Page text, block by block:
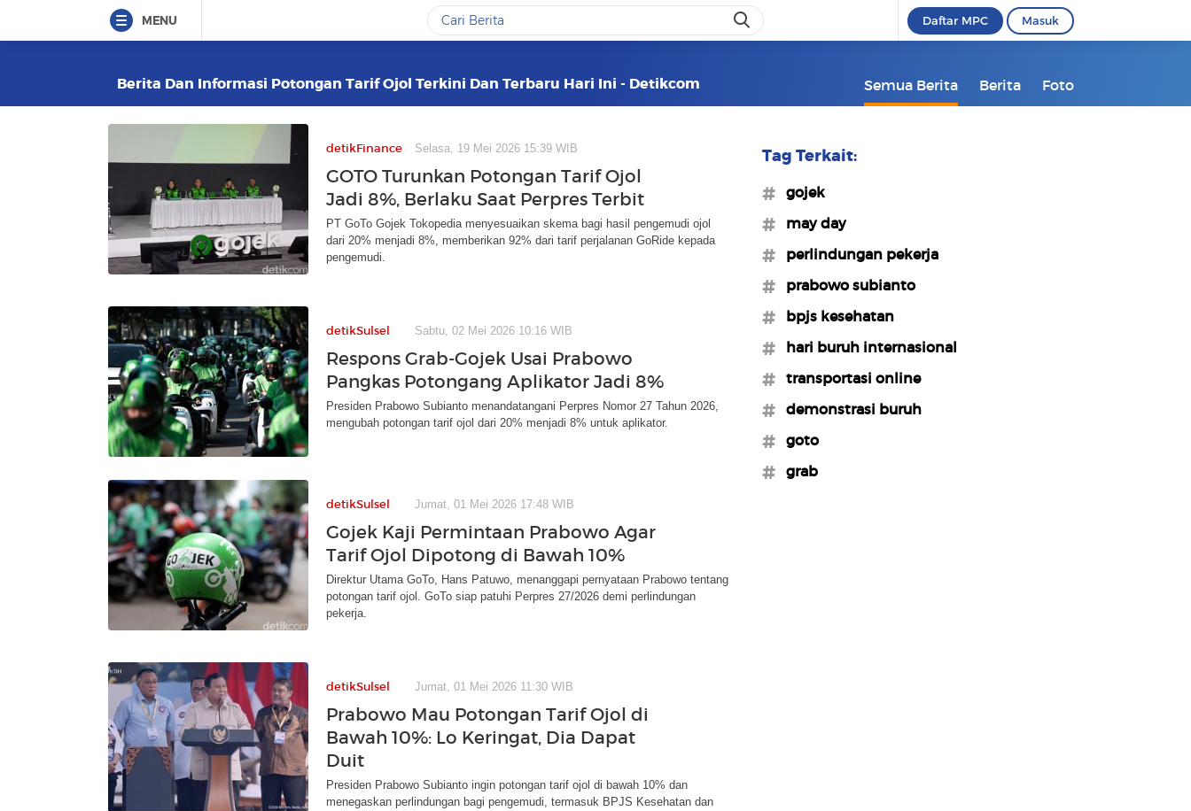
MENU Daftar MPC Masuk
Berita Dan Informasi Potongan Tarif Ojol Terkini Dan Terbaru Hari Ini - Detikcom Semua Berita Berita Foto
detikFinance Selasa, 19 Mei 2026 15:39 WIB
GOTO Turunkan Potongan Tarif Ojol
Jadi 8%, Berlaku Saat Perpres Terbit
PT GoTo Gojek Tokopedia menyesuaikan skema bagi hasil pengemudi ojol
dari 20% menjadi 8%, memberikan 92% dari tarif perjalanan GoRide kepada
pengemudi.
detikSulsel Sabtu, 02 Mei 2026 10:16 WIB
Respons Grab-Gojek Usai Prabowo
Pangkas Potongang Aplikator Jadi 8%
Presiden Prabowo Subianto menandatangani Perpres Nomor 27 Tahun 2026,
mengubah potongan tarif ojol dari 20% menjadi 8% untuk aplikator.
detikSulsel Jumat, 01 Mei 2026 17:48 WIB
Gojek Kaji Permintaan Prabowo Agar
Tarif Ojol Dipotong di Bawah 10%
Direktur Utama GoTo, Hans Patuwo, menanggapi pernyataan Prabowo tentang
potongan tarif ojol. GoTo siap patuhi Perpres 27/2026 demi perlindungan
pekerja.
detikSulsel Jumat, 01 Mei 2026 11:30 WIB
Prabowo Mau Potongan Tarif Ojol di
Bawah 10%: Lo Keringat, Dia Dapat
Duit
Presiden Prabowo Subianto ingin potongan tarif ojol di bawah 10% dan
menegaskan perlindungan bagi pengemudi, termasuk BPJS Kesehatan dan
Tag Terkait:
#gojek
#may day
#perlindungan pekerja
#prabowo subianto
#bpjs kesehatan
#hari buruh internasional
#transportasi online
#demonstrasi buruh
#goto
#grab